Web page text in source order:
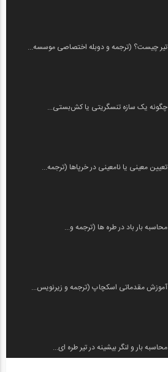
تیر چیست؟ (ترجمه و دوبله اختصاصی موسسه...
چگونه یک سازه تنسگریتی یا کش‌بستی...
تعیین معینی یا نامعینی در خرپاها (ترجمه...
محاسبه بار باد در طره ها (ترجمه و...
آموزش مقدماتی اسکچاپ (ترجمه و زیرنویس...
محاسبه بار و لنگر بیشینه در تیر طره ای...